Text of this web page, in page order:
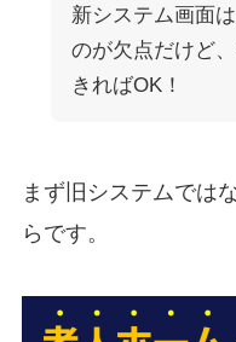
新システム画面
のが欠点だけど
きればOK！
まず旧システムでは
らです。